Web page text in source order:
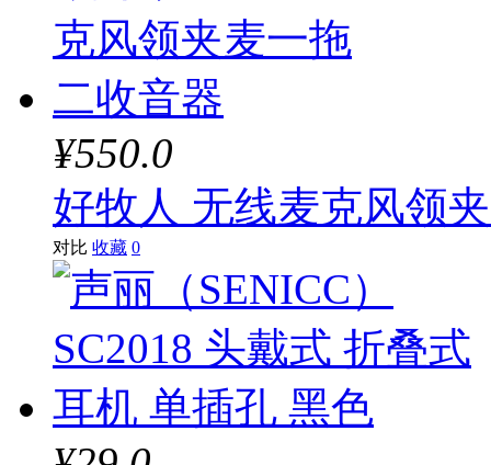
¥550.0
好牧人 无线麦克风领
对比 收藏 0